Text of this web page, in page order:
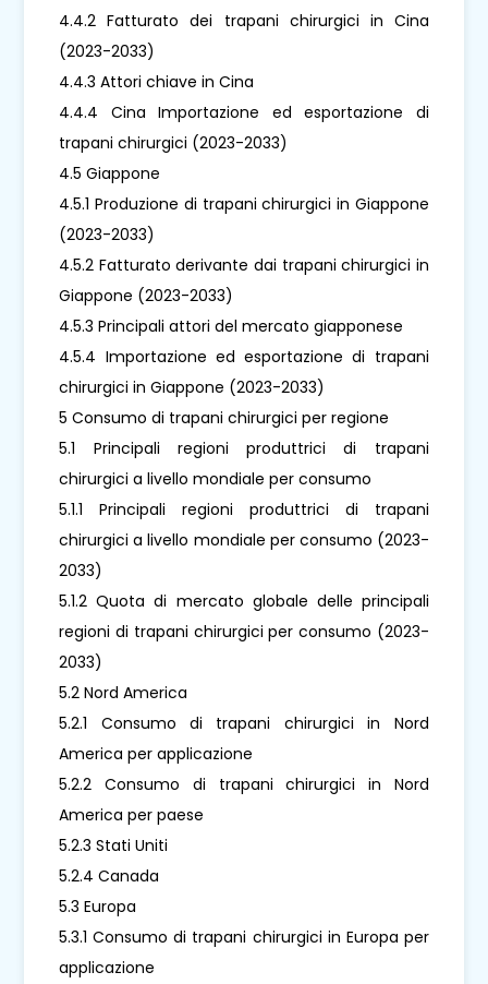
4.4.2 Fatturato dei trapani chirurgici in Cina
(2023-2033)
4.4.3 Attori chiave in Cina
4.4.4 Cina Importazione ed esportazione di
trapani chirurgici (2023-2033)
4.5 Giappone
4.5.1 Produzione di trapani chirurgici in Giappone
(2023-2033)
4.5.2 Fatturato derivante dai trapani chirurgici in
Giappone (2023-2033)
4.5.3 Principali attori del mercato giapponese
4.5.4 Importazione ed esportazione di trapani
chirurgici in Giappone (2023-2033)
5 Consumo di trapani chirurgici per regione
5.1 Principali regioni produttrici di trapani
chirurgici a livello mondiale per consumo
5.1.1 Principali regioni produttrici di trapani
chirurgici a livello mondiale per consumo (2023-
2033)
5.1.2 Quota di mercato globale delle principali
regioni di trapani chirurgici per consumo (2023-
2033)
5.2 Nord America
5.2.1 Consumo di trapani chirurgici in Nord
America per applicazione
5.2.2 Consumo di trapani chirurgici in Nord
America per paese
5.2.3 Stati Uniti
5.2.4 Canada
5.3 Europa
5.3.1 Consumo di trapani chirurgici in Europa per
applicazione